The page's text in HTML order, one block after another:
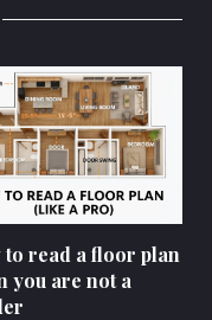
to read a floor plan
you are not a